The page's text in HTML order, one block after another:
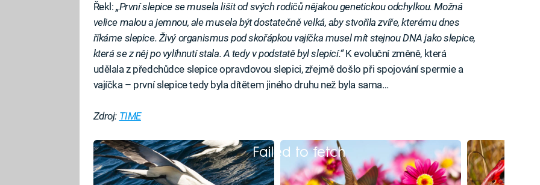
Řekl: „První slepice se musela lišit od svých rodičů nějakou genetickou odchylkou. Možná
velice malou a jemnou, ale musela být dostatečně velká, aby stvořila zvíře, kterému dnes
říkáme slepice. Živý organismus pod skořápkou vajíčka musel mít stejnou DNA jako slepice,
která se z něj po vylíhnutí stala. A tedy v podstatě byl slepicí.“K evoluční změně, která
udělala z předchůdce slepice opravdovou slepici, zřejmě došlo při spojování spermie a
vajíčka – první slepice tedy byla dítětem jiného druhu než byla sama…
Zdroj: TIME
Failed to fetch